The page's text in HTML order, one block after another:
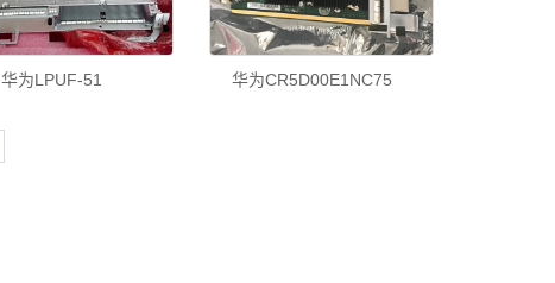
华为LPUF-51 华为CR5D00E1NC75